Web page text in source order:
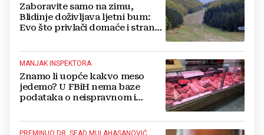
Zaboravite samo na zimu,
Blidinje doživljava ljetni bum:
Evo što privlači domaće i strane
MANJAK INSPEKTORA
Znamo li uopće kakvo meso
jedemo? U FBiH nema baze
podataka o neispravnom i
PREMINUO DR. SEAD MULAHASANOVIĆ